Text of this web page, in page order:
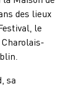
des lieux
le
sa